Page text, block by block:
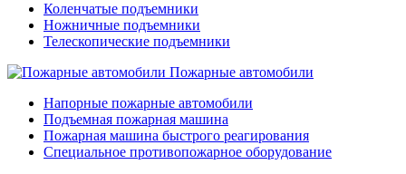
Коленчатые подъемники
Ножничные подъемники
Телескопические подъемники
Пожарные автомобили
Напорные пожарные автомобили
Подъемная пожарная машина
Пожарная машина быстрого реагирования
Специальное противопожарное оборудование